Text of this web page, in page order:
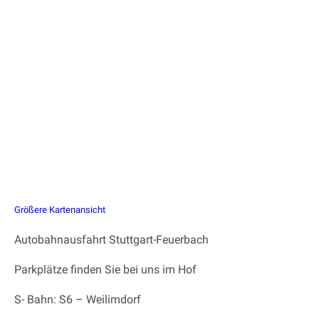
Größere Kartenansicht
Autobahnausfahrt Stuttgart-Feuerbach
Parkplätze finden Sie bei uns im Hof
S- Bahn: S6 – Weilimdorf